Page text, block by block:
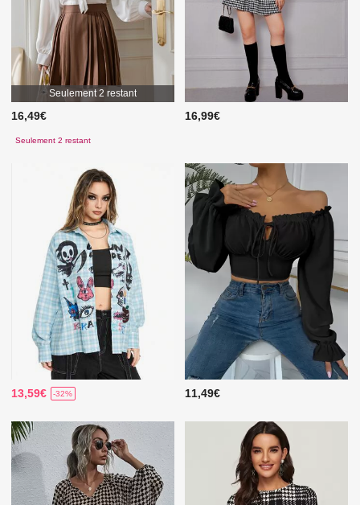
Seulement 2 restant
16,49€
Seulement 2 restant
16,99€
13,59€ -32% 11,49€